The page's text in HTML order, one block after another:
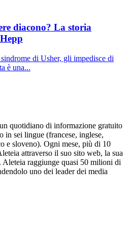
diacono? La storia
di Usher, gli impedisce di
è una...
quotidiano di informazione gratuito
in sei lingue (francese, inglese,
e sloveno). Ogni mese, più di 10
attraverso il suo sito web, la sua
Aleteia raggiunge quasi 50 milioni di
uno dei leader dei media